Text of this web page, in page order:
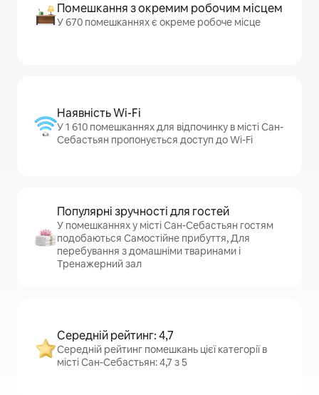
Помешкання з окремим робочим місцем
У 670 помешканнях є окреме робоче місце
Наявність Wi-Fi
У 1 610 помешканнях для відпочинку в місті Сан-
Себастьян пропонується доступ до Wi-Fi
Популярні зручності для гостей
У помешканнях у місті Сан-Себастьян гостям
подобаються Самостійне прибуття, Для
перебування з домашніми тваринами і
Тренажерний зал
Середній рейтинг: 4,7
Середній рейтинг помешкань цієї категорії в
місті Сан-Себастьян: 4,7 з 5